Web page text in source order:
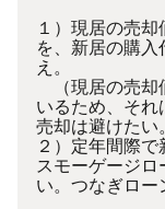
１）現居の売
を、新居の購
え。
（現居の売却
いるため、それ
売却は避けたい
２）定年間際
スモーゲージロ
い。つなぎロー